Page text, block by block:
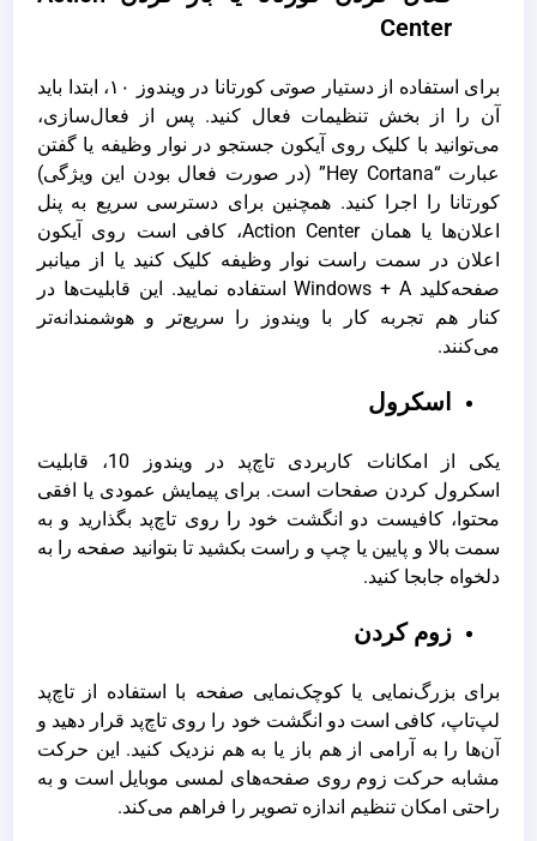
Center
برای استفاده از دستیار صوتی کورتانا در ویندوز ۱۰، ابتدا باید
آن را از بخش تنظیمات فعال کنید. پس از فعال‌سازی،
می‌توانید با کلیک روی آیکون جستجو در نوار وظیفه یا گفتن
عبارت “Hey Cortana” (در صورت فعال بودن این ویژگی)
کورتانا را اجرا کنید. همچنین برای دسترسی سریع به پنل
اعلان‌ها یا همان Action Center، کافی است روی آیکون
اعلان در سمت راست نوار وظیفه کلیک کنید یا از میانبر
صفحه‌کلید Windows + A استفاده نمایید. این قابلیت‌ها در
کنار هم تجربه کار با ویندوز را سریع‌تر و هوشمندانه‌تر
می‌کنند.
اسکرول
یکی از امکانات کاربردی تاچ‌پد در ویندوز 10، قابلیت
اسکرول کردن صفحات است. برای پیمایش عمودی یا افقی
محتوا، کافیست دو انگشت خود را روی تاچ‌پد بگذارید و به
سمت بالا و پایین یا چپ و راست بکشید تا بتوانید صفحه را به
دلخواه جابجا کنید.
زوم کردن
برای بزرگ‌نمایی یا کوچک‌نمایی صفحه با استفاده از تاچ‌پد
لپ‌تاپ، کافی است دو انگشت خود را روی تاچ‌پد قرار دهید و
آن‌ها را به آرامی از هم باز یا به هم نزدیک کنید. این حرکت
مشابه حرکت زوم روی صفحه‌های لمسی موبایل است و به
راحتی امکان تنظیم اندازه تصویر را فراهم می‌کند.